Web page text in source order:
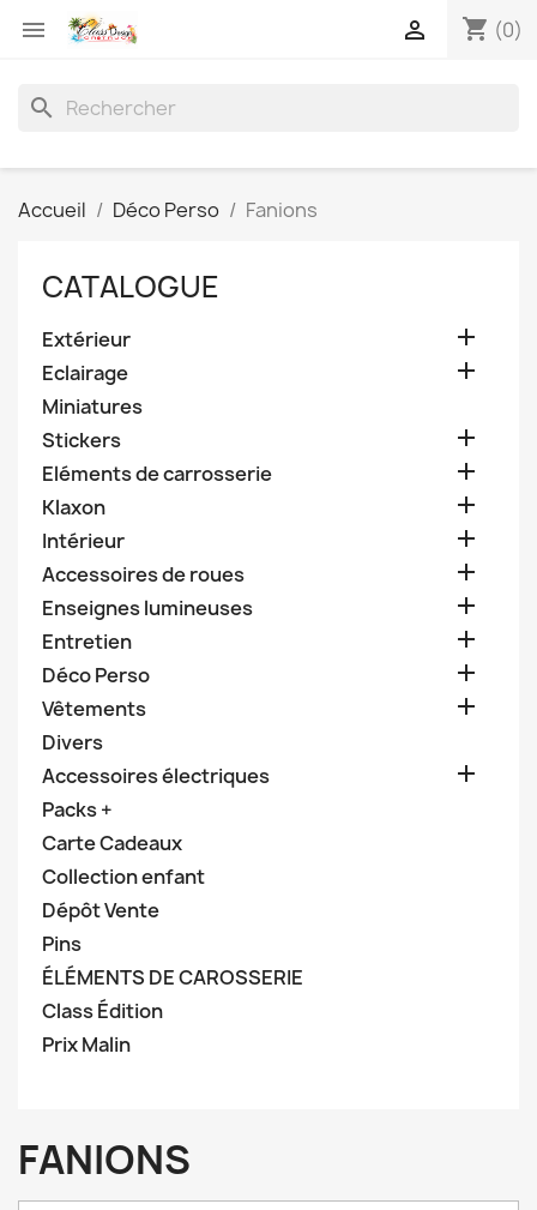
 shopping_cart (0)

search
Accueil Déco Perso Fanions
CATALOGUE
Extérieur 
Eclairage 
Miniatures
Stickers

Eléments de carrosserie 
Klaxon 
Intérieur 
Accessoires de roues 
Enseignes lumineuses 
Entretien 
Déco Perso 
Vêtements 
Divers
Accessoires électriques

Packs +
Carte Cadeaux
Collection enfant
Dépôt Vente
Pins
ÉLÉMENTS DE CAROSSERIE
Class Édition
Prix Malin
FANIONS